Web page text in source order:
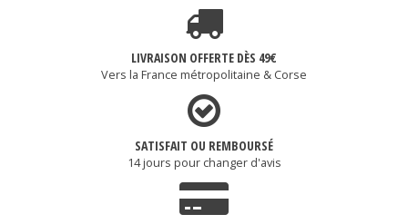
LIVRAISON OFFERTE DÈS 49€
Vers la France métropolitaine & Corse
SATISFAIT OU REMBOURSÉ
14 jours pour changer d'avis